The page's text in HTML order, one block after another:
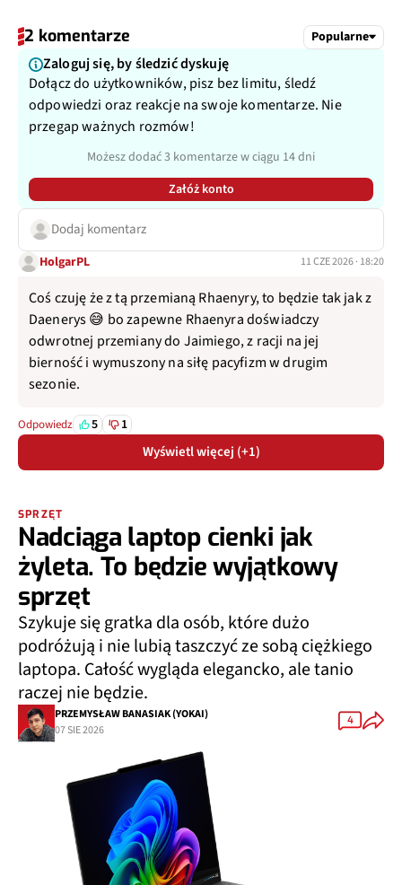
2 komentarze Popularne
Zaloguj się, by śledzić dyskuję
Dołącz do użytkowników, pisz bez limitu, śledź
odpowiedzi oraz reakcje na swoje komentarze. Nie
przegap ważnych rozmów!
Możesz dodać 3 komentarze w ciągu 14 dni
Załóż konto
Dodaj komentarz
HolgarPL 11 CZE 2026 · 18:20
Coś czuję że z tą przemianą Rhaenyry, to będzie tak jak z
Daenerys 😅 bo zapewne Rhaenyra doświadczy
odwrotnej przemiany do Jaimiego, z racji na jej
bierność i wymuszony na siłę pacyfizm w drugim
sezonie.
Odpowiedz 5 1
Wyświetl więcej (+1)
SPRZĘT
Nadciąga laptop cienki jak
żyleta. To będzie wyjątkowy
sprzęt
Szykuje się gratka dla osób, które dużo
podróżują i nie lubią taszczyć ze sobą ciężkiego
laptopa. Całość wygląda elegancko, ale tanio
raczej nie będzie.
PRZEMYSŁAW BANASIAK (YOKAI)
07 SIE 2026
4